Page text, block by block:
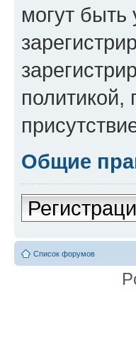
могут быть
Общие
Список форумов